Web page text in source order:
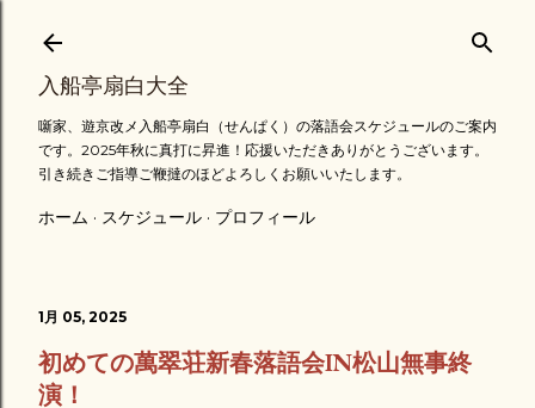
スキップしてメイン コンテンツに移動
入船亭扇白大全
噺家、遊京改メ入船亭扇白（せんぱく）の落語会スケジュールのご案内
です。2025年秋に真打に昇進！応援いただきありがとうございます。
引き続きご指導ご鞭撻のほどよろしくお願いいたします。
ホーム スケジュール プロフィール
1月 05, 2025
初めての萬翠荘新春落語会IN松山無事終
演！